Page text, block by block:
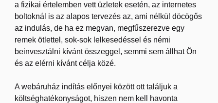
a fizikai értelemben vett üzletek esetén, az internetes
boltoknál is az alapos tervezés az, ami nélkül döcögős
az indulás, de ha ez megvan, megfűszerezve egy
remek ötlettel, sok-sok lelkesedéssel és némi
beinvesztálni kívánt összeggel, semmi sem állhat Ön
és az elérni kívánt célja közé.
A webáruház indítás előnyei között ott találjuk a
költséghatékonyságot, hiszen nem kell havonta